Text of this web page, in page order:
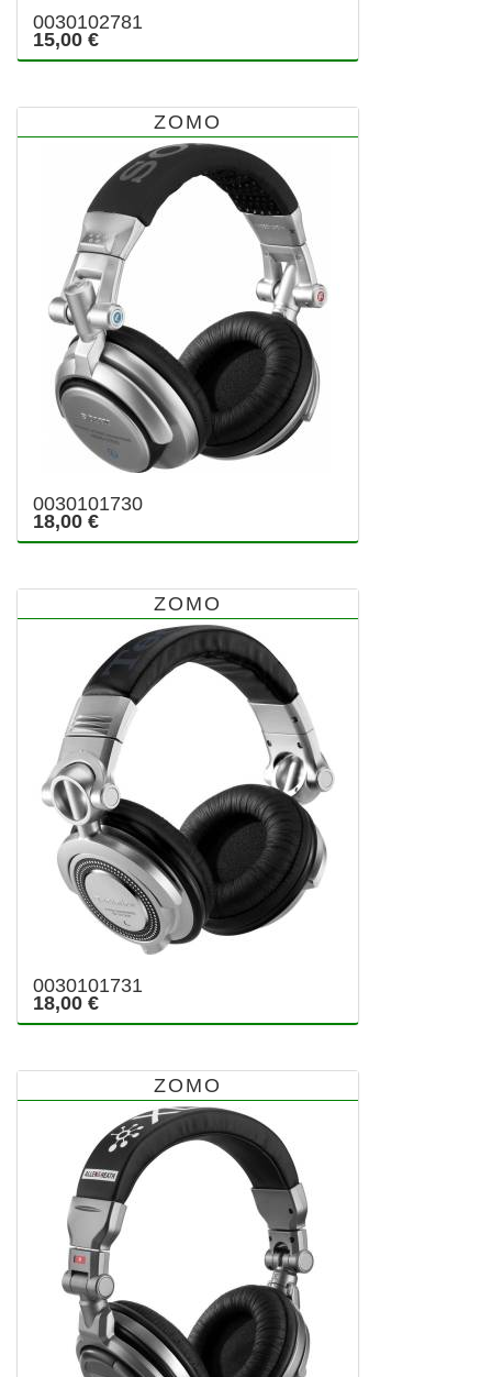
0030102781
15,00 €
ZOMO
0030101730
18,00 €
ZOMO
0030101731
18,00 €
ZOMO